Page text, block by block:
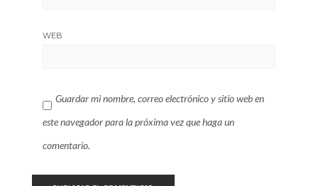
WEB
Guardar mi nombre, correo electrónico y sitio web en
este navegador para la próxima vez que haga un
comentario.